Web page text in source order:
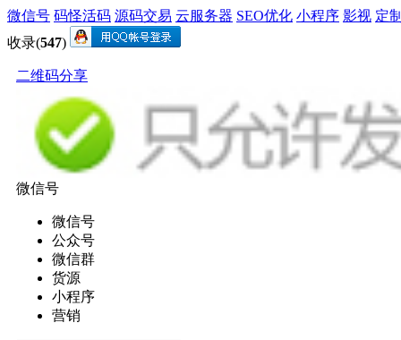
微信号 码怪活码 源码交易 云服务器 SEO优化 小程序 影视 定
收录(547)
二维码分享
微信号
微信号
公众号
微信群
货源
小程序
营销